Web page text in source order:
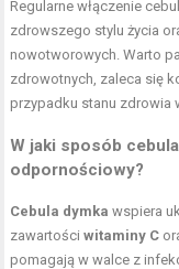
Regularne włączenie
zdrowszego stylu życia
nowotworowych. Warto
zdrowotnych, zaleca się
przypadku stanu zdrowia
W jaki sposób
odpornościowy?
Cebula dymka wspiera
zawartościwitaminy C
pomagają w walce z